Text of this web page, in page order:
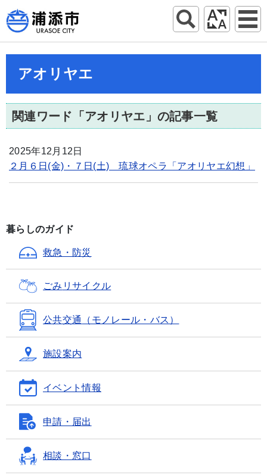
アオリヤエ
関連ワード「アオリヤエ」の記事一覧
2025年12月12日
２月６日(金)・７日(土) 琉球オペラ「アオリヤエ幻想」
暮らしのガイド
救急・防災
ごみ リサイクル
公共交通 （モノレール・バス）
施設案内
イベント情報
申請・届出
相談・窓口